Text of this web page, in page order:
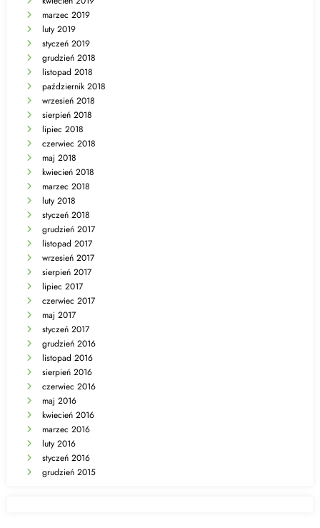
marzec 2019
luty 2019
styczeń 2019
grudzień 2018
listopad 2018
październik 2018
wrzesień 2018
sierpień 2018
lipiec 2018
czerwiec 2018
maj 2018
kwiecień 2018
marzec 2018
luty 2018
styczeń 2018
grudzień 2017
listopad 2017
wrzesień 2017
sierpień 2017
lipiec 2017
czerwiec 2017
maj 2017
styczeń 2017
grudzień 2016
listopad 2016
sierpień 2016
czerwiec 2016
maj 2016
kwiecień 2016
marzec 2016
luty 2016
styczeń 2016
grudzień 2015